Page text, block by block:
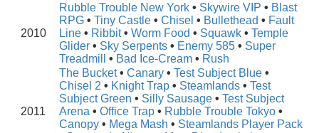
2010
Rubble Trouble New York • Skywire VIP • Blast
RPG • Tiny Castle • Chisel • Bullethead • Fault
Line • Ribbit • Worm Food • Squawk • Temple
Glider • Sky Serpents • Enemy 585 • Super
Treadmill
• Bad Ice-Cream • Rush
2011
The Bucket • Canary • Test Subject Blue •
Chisel 2 • Knight Trap • Steamlands • Test
Subject Green • Silly Sausage • Test Subject
Arena • Office Trap • Rubble Trouble Tokyo •
Canopy • Mega Mash • Steamlands Player Pack